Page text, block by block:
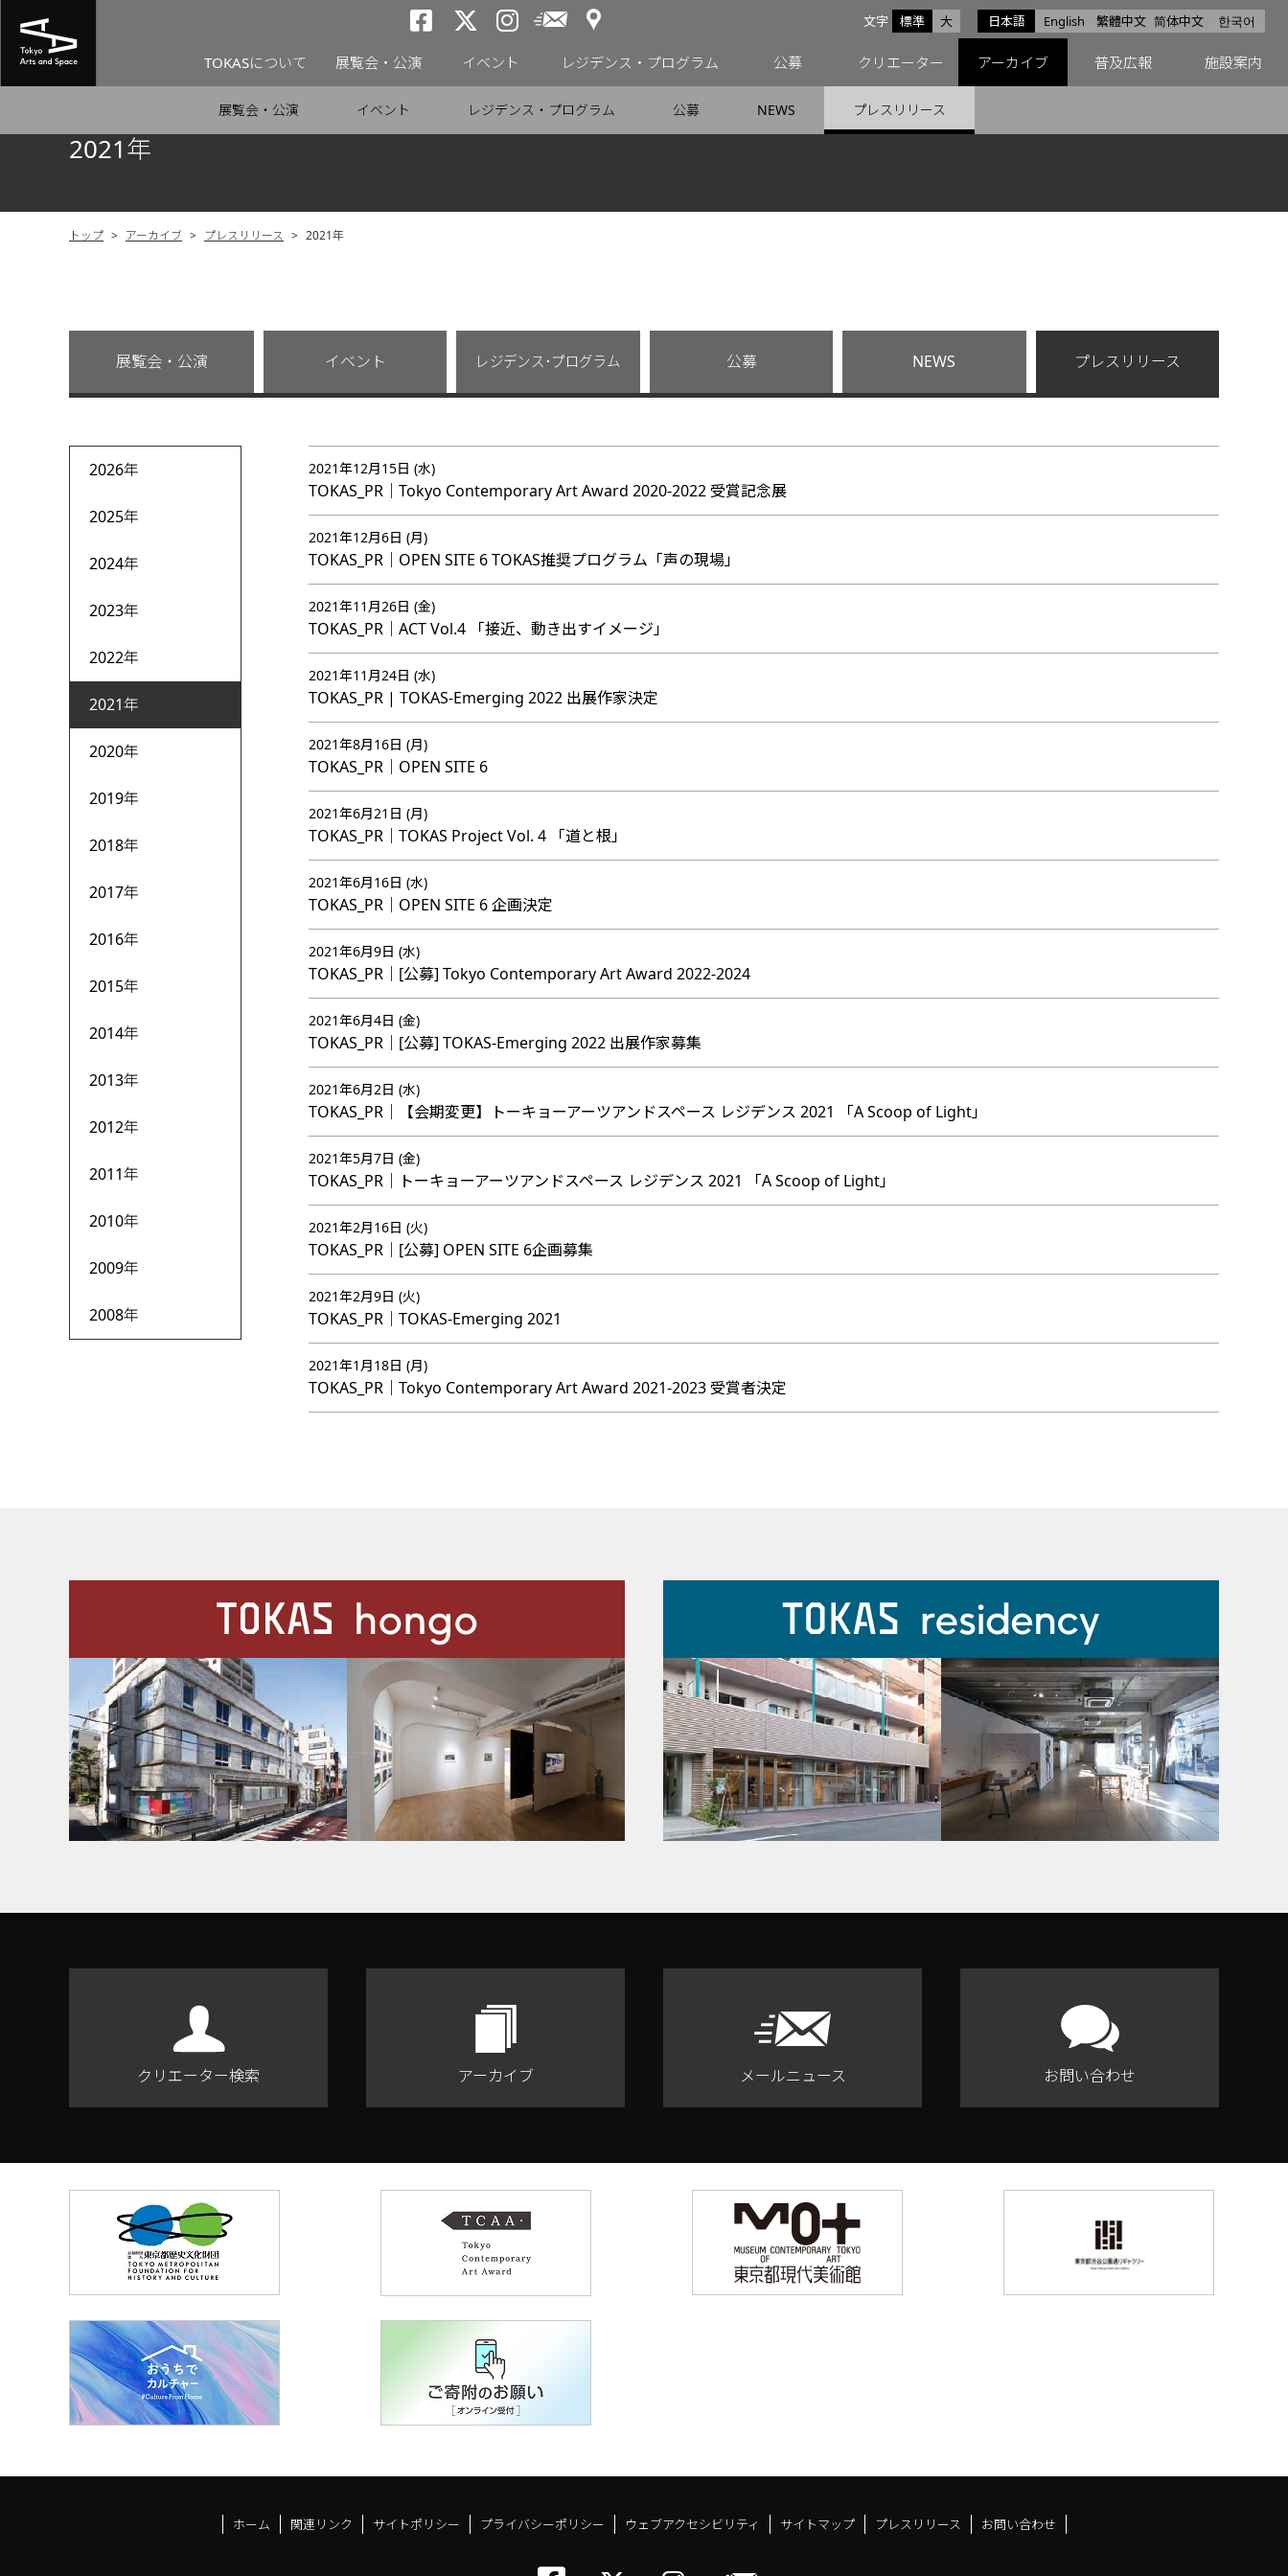
日本語 English 繁體中文 简体中文 한국어
文字サイズ
標準 大
トーキョーアーツアンドスペースfacebook
トーキョーアーツアンドスペースX
トーキョーアーツアンドスペースInstagram
メールニュース
アクセス
TOKASについて 展覧会・公演 イベント レジデンス・プログラム 公募 クリエーター アーカイブ 普及広報 施設案内
展覧会・公演 イベント レジデンス・プログラム 公募 NEWS プレスリリース
2021年
トップ > アーカイブ > プレスリリース > 2021年
展覧会・公演 イベント レジデンス･プログラム 公募 NEWS プレスリリース
2026年
2025年
2024年
2023年
2022年
2021年
2020年
2019年
2018年
2017年
2016年
2015年
2014年
2013年
2012年
2011年
2010年
2009年
2008年
2021年12月15日 (水)
TOKAS_PR｜Tokyo Contemporary Art Award 2020-2022 受賞記念展
2021年12月6日 (月)
TOKAS_PR｜OPEN SITE 6 TOKAS推奨プログラム「声の現場」
2021年11月26日 (金)
TOKAS_PR｜ACT Vol.4 「接近、動き出すイメージ」
2021年11月24日 (水)
TOKAS_PR | TOKAS-Emerging 2022 出展作家決定
2021年8月16日 (月)
TOKAS_PR｜OPEN SITE 6
2021年6月21日 (月)
TOKAS_PR｜TOKAS Project Vol. 4 「道と根」
2021年6月16日 (水)
TOKAS_PR｜OPEN SITE 6 企画決定
2021年6月9日 (水)
TOKAS_PR｜[公募] Tokyo Contemporary Art Award 2022-2024
2021年6月4日 (金)
TOKAS_PR｜[公募] TOKAS-Emerging 2022 出展作家募集
2021年6月2日 (水)
TOKAS_PR｜【会期変更】トーキョーアーツアンドスペース レジデンス 2021 「A Scoop of Light」
2021年5月7日 (金)
TOKAS_PR｜トーキョーアーツアンドスペース レジデンス 2021 「A Scoop of Light」
2021年2月16日 (火)
TOKAS_PR｜[公募] OPEN SITE 6企画募集
2021年2月9日 (火)
TOKAS_PR｜TOKAS-Emerging 2021
2021年1月18日 (月)
TOKAS_PR｜Tokyo Contemporary Art Award 2021-2023 受賞者決定
クリエーター検索 アーカイブ メールニュース お問い合わせ
ホーム 関連リンク サイトポリシー プライバシーポリシー ウェブアクセシビリティ サイトマップ プレスリリース お問い合わせ